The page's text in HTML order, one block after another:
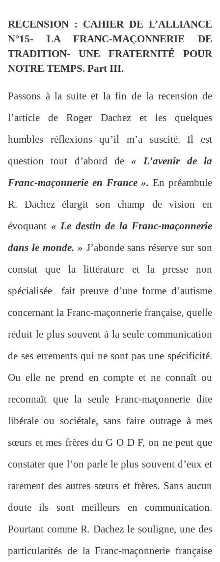
RECENSION : CAHIER DE L’ALLIANCE
N°15- LA FRANC-MAÇONNERIE DE
TRADITION- UNE FRATERNITÉ POUR
NOTRE TEMPS. Part III.
Passons à la suite et la fin de la recension de
l’article de Roger Dachez et les quelques
humbles réflexions qu’il m’a suscité. Il est
question tout d’abord de « L’avenir de la
Franc-maçonnerie en France ». En préambule
R. Dachez élargit son champ de vision en
évoquant « Le destin de la Franc-maçonnerie
dans le monde. » J’abonde sans réserve sur son
constat que la littérature et la presse non
spécialisée fait preuve d’une forme d’autisme
concernant la Franc-maçonnerie française, quelle
réduit le plus souvent à la seule communication
de ses errements qui ne sont pas une spécificité.
Ou elle ne prend en compte et ne connaît ou
reconnaît que la seule Franc-maçonnerie dite
libérale ou sociétale, sans faire outrage à mes
sœurs et mes frères du G O D F, on ne peut que
constater que l’on parle le plus souvent d’eux et
rarement des autres sœurs et frères. Sans aucun
doute ils sont meilleurs en communication.
Pourtant comme R. Dachez le souligne, une des
particularités de la Franc-maçonnerie française